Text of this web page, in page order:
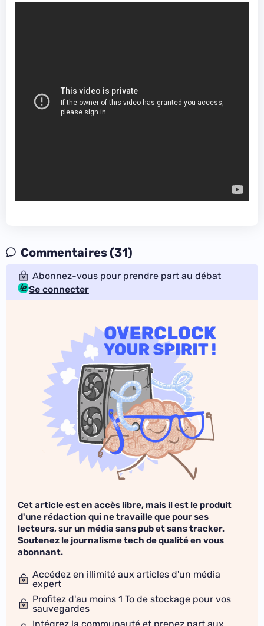
Commentaires (31)
Abonnez-vous pour prendre part au débat
Se connecter
Cet article est en accès libre, mais il est le produit
d'une rédaction qui ne travaille que pour ses
lecteurs, sur un média sans pub et sans tracker.
Soutenez le journalisme tech de qualité en vous
abonnant.
Accédez en illimité aux articles d'un média
expert
Profitez d'au moins 1 To de stockage pour vos
sauvegardes